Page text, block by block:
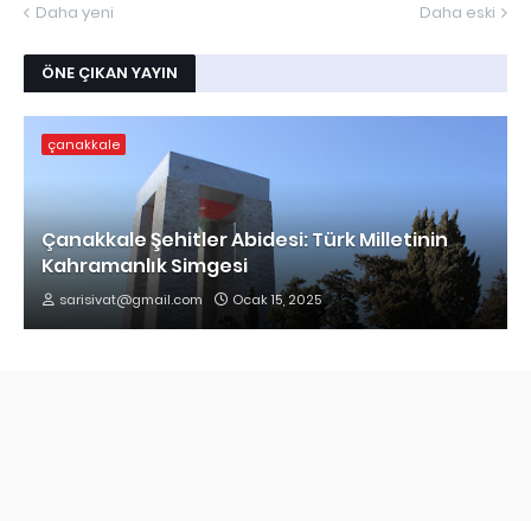
Daha yeni Daha eski
ÖNE ÇIKAN YAYIN
çanakkale
Çanakkale Şehitler Abidesi: Türk Milletinin
Kahramanlık Simgesi
sarisivat@gmail.com Ocak 15, 2025